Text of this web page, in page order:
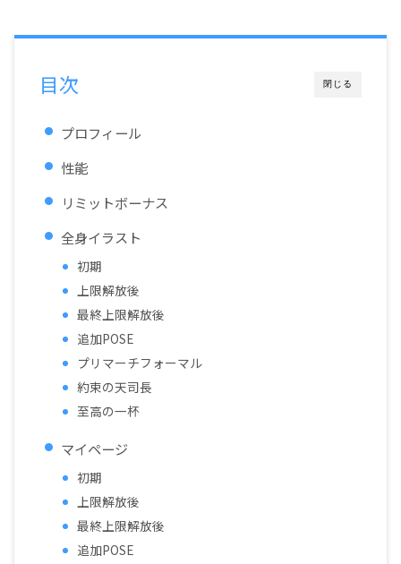
閉じる
目次
プロフィール
性能
リミットボーナス
全身イラスト
初期
上限解放後
最終上限解放後
追加POSE
プリマーチフォーマル
約束の天司長
至高の一杯
マイページ
初期
上限解放後
最終上限解放後
追加POSE